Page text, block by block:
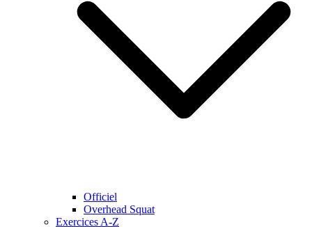
Officiel
Overhead Squat
Exercices A-Z